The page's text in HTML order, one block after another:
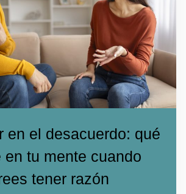
en el desacuerdo: qué
en tu mente cuando
tener razón